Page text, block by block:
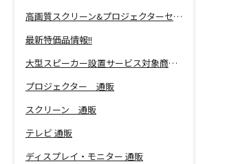
高画質スクリーン&プロジェクターセット超特価！
最新特価品情報!!
大型スピーカー設置サービス対象商品！
プロジェクター 通販
スクリーン 通販
テレビ 通販
ディスプレイ・モニター 通販